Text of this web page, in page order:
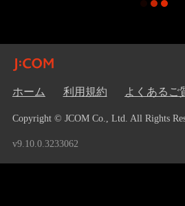
ホーム 利用規約 よくあるご
Copyright © JCOM Co., Ltd. All Rights
v9.10.0.3233062